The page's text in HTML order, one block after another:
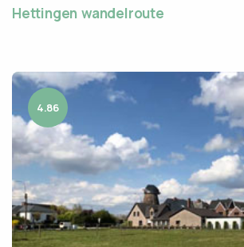
Hettingen wandelroute
4.86